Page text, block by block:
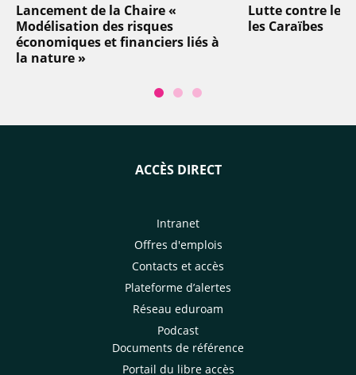
Lancement de la Chaire «
Modélisation des risques
économiques et financiers liés à
la nature »
Lutte contre les
les Caraïbes
ACCÈS DIRECT
Intranet
Offres d'emplois
Contacts et accès
Plateforme d’alertes
Réseau eduroam
Podcast
Documents de référence
Portail du libre accès